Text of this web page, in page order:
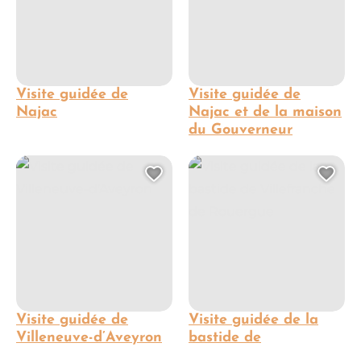
Visite guidée de
Najac
Visite guidée de
Najac et de la maison
du Gouverneur
Visite guidée de
Villeneuve-d’Aveyron
Visite guidée de Villeneuve-d’Aveyron
Ajouter cette page au
Visite guidée de la
bastide de
Visite guidée de la bastide de